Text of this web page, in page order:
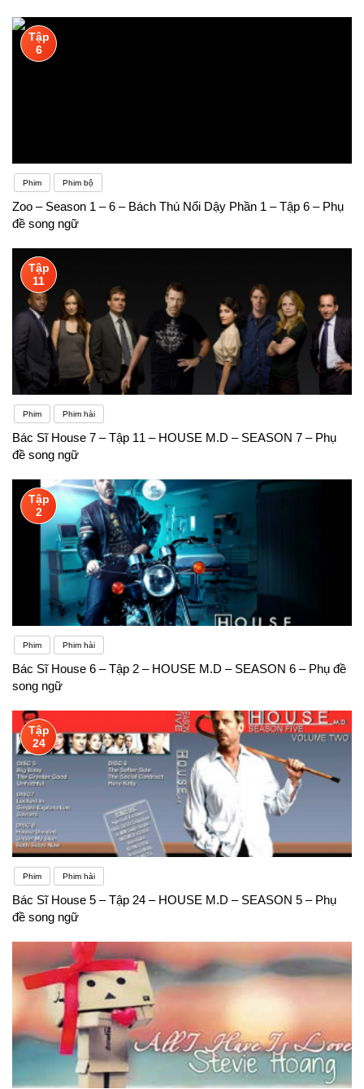
Tập
6
Phim Phim bộ
Zoo – Season 1 – 6 – Bách Thú Nổi Dậy Phần 1 – Tập 6 – Phụ
đề song ngữ
Tập
11
Phim Phim hài
Bác Sĩ House 7 – Tập 11 – HOUSE M.D – SEASON 7 – Phụ
đề song ngữ
Tập
2
Phim Phim hài
Bác Sĩ House 6 – Tập 2 – HOUSE M.D – SEASON 6 – Phụ đề
song ngữ
Tập
24
Phim Phim hài
Bác Sĩ House 5 – Tập 24 – HOUSE M.D – SEASON 5 – Phụ
đề song ngữ